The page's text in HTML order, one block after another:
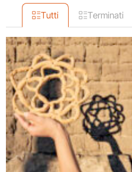
Tutti Terminati